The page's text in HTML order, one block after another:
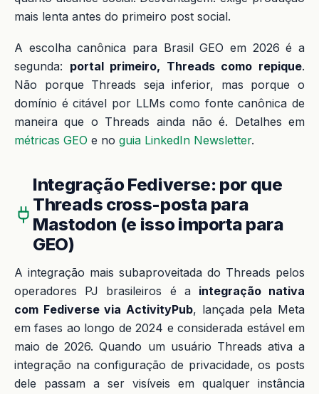
mais lenta antes do primeiro post social.
A escolha canônica para Brasil GEO em 2026 é a
segunda: portal primeiro, Threads como repique.
Não porque Threads seja inferior, mas porque o
domínio é citável por LLMs como fonte canônica de
maneira que o Threads ainda não é. Detalhes em
métricas GEO e no guia LinkedIn Newsletter.
Integração Fediverse: por que
Threads cross-posta para
Mastodon (e isso importa para
GEO)
A integração mais subaproveitada do Threads pelos
operadores PJ brasileiros é a integração nativa
com Fediverse via ActivityPub, lançada pela Meta
em fases ao longo de 2024 e considerada estável em
maio de 2026. Quando um usuário Threads ativa a
integração na configuração de privacidade, os posts
dele passam a ser visíveis em qualquer instância